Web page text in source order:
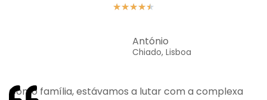
★★★★★
António
Chiado, Lisboa
Como família, estávamos a lutar com a complexa